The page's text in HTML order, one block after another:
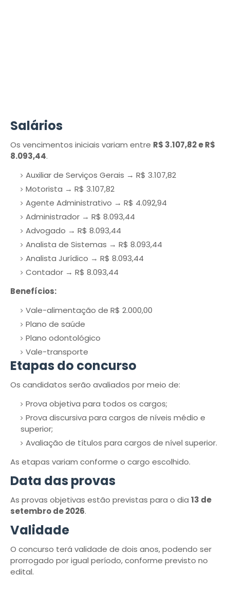
Salários
Os vencimentos iniciais variam entre R$ 3.107,82 e R$
8.093,44.
Auxiliar de Serviços Gerais → R$ 3.107,82
Motorista → R$ 3.107,82
Agente Administrativo → R$ 4.092,94
Administrador → R$ 8.093,44
Advogado → R$ 8.093,44
Analista de Sistemas → R$ 8.093,44
Analista Jurídico → R$ 8.093,44
Contador → R$ 8.093,44
Benefícios:
Vale-alimentação de R$ 2.000,00
Plano de saúde
Plano odontológico
Vale-transporte
Etapas do concurso
Os candidatos serão avaliados por meio de:
Prova objetiva para todos os cargos;
Prova discursiva para cargos de níveis médio e
superior;
Avaliação de títulos para cargos de nível superior.
As etapas variam conforme o cargo escolhido.
Data das provas
As provas objetivas estão previstas para o dia 13 de
setembro de 2026.
Validade
O concurso terá validade de dois anos, podendo ser
prorrogado por igual período, conforme previsto no
edital.